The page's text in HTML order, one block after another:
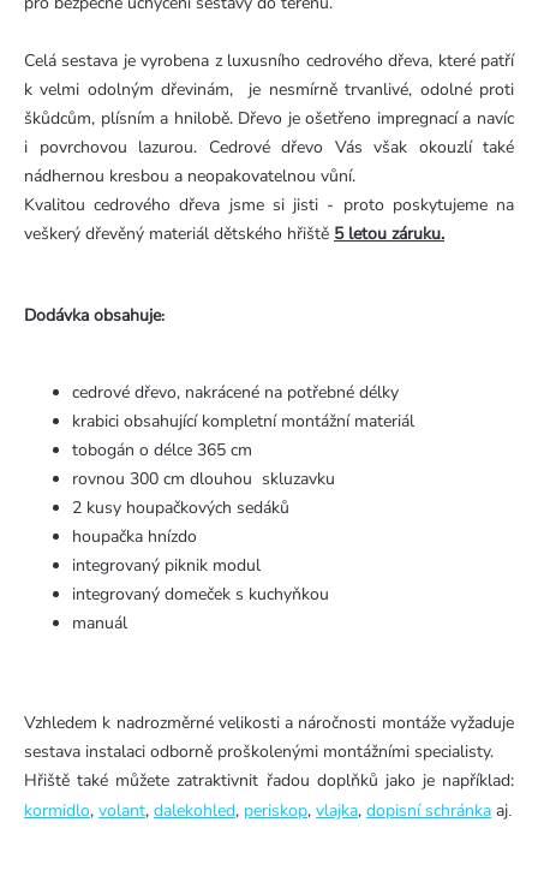
Celá sestava je vyrobena z luxusního cedrového dřeva, které patří
k velmi odolným dřevinám, je nesmírně trvanlivé, odolné proti
škůdcům, plísním a hnilobě. Dřevo je ošetřeno impregnací a navíc
i povrchovou lazurou. Cedrové dřevo Vás však okouzlí také
nádhernou kresbou a neopakovatelnou vůní.
Kvalitou cedrového dřeva jsme si jisti - proto poskytujeme na
veškerý dřevěný materiál dětského hřiště 5 letou záruku.
Dodávka obsahuje:
cedrové dřevo, nakrácené na potřebné délky
krabici obsahující kompletní montážní materiál
tobogán o délce 365 cm
rovnou 300 cm dlouhou skluzavku
2 kusy houpačkových sedáků
houpačka hnízdo
integrovaný piknik modul
integrovaný domeček s kuchyňkou
manuál
Vzhledem k nadrozměrné velikosti a náročnosti montáže vyžaduje
sestava instalaci odborně proškolenými montážními specialisty.
Hřiště také můžete zatraktivnit řadou doplňků jako je například:
kormidlo, volant, dalekohled, periskop, vlajka, dopisní schránka aj.